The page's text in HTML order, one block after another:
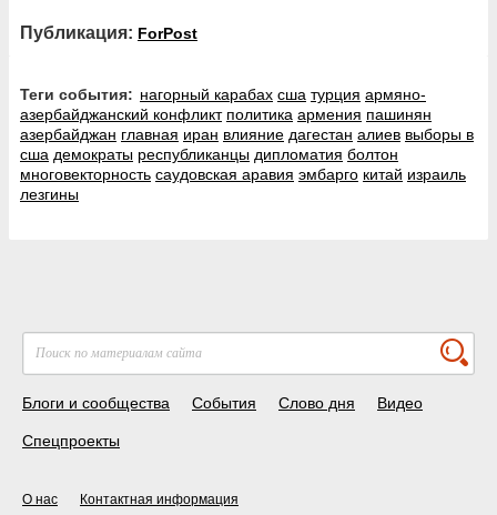
Публикация: ForPost
Теги события: нагорный карабах сша турция армяно-
азербайджанский конфликт политика армения пашинян
азербайджан главная иран влияние дагестан алиев выборы в
сша демократы республиканцы дипломатия болтон
многовекторность саудовская аравия эмбарго китай израиль
лезгины
Блоги и сообщества События Слово дня Видео
Спецпроекты
О нас Контактная информация